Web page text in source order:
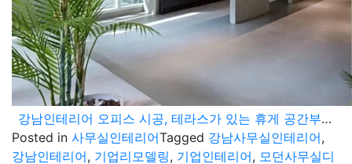
강남인테리어 오피스 시공, 테라스가 있는 휴게 공간부터 개방형 라운지까지
Posted in 사무실인테리어Tagged 강남사무실인테리어,
강남인테리어, 기업리모델링, 기업인테리어, 모던사무실디